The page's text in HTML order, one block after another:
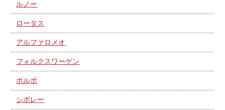
ルノー
ロータス
アルファロメオ
フォルクスワーゲン
ボルボ
シボレー